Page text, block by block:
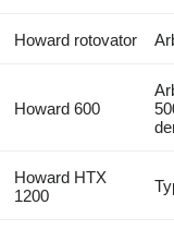
Howard rotovator
Howard 600
Howard HTX
1200